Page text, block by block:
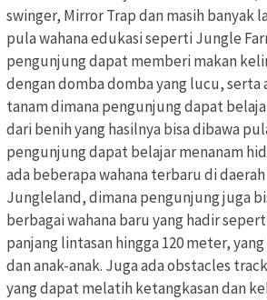
swinger, Mirror Trap dan masih banyak
pula wahana edukasi seperti Jungle
pengunjung dapat memberi makan
dengan domba domba yang lucu, serta
tanam dimana pengunjung dapat
dari benih yang hasilnya bisa dibawa
pengunjung dapat belajar menanam
ada beberapa wahana terbaru di
Jungleland, dimana pengunjung juga
berbagai wahana baru yang hadir
panjang lintasan hingga 120 meter,
dan anak-anak. Juga ada obstacles
yang dapat melatih ketangkasan dan